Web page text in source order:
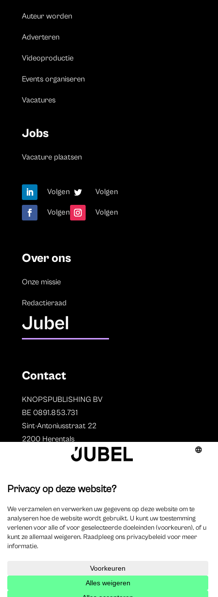
Auteur worden
Adverteren
Videoproductie
Events organiseren
Vacatures
Jobs
Vacature plaatsen
Volgen Volgen
Volgen Volgen
Over ons
Onze missie
Redactieraad
Jubel
Contact
KNOPSPUBLISHING BV
BE 0891.853.731
Sint-Antoniusstraat 22
2200 Herentals
Auteurs
Overzicht auteurs
Auteur worden?
2025 Jubel – Webdesign byWisemen
Cookieverklaring–Disclaimer–